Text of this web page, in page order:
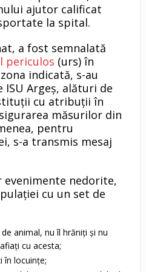
ajutor calificat
la spital.
a fost semnalată
periculos (urs) în
indicată, s-au
ISU Argeș, alături de
cu atribuții în
măsurilor din
pentru
s-a transmis mesaj
evenimente nedorite,
cu un set de
animal, nu îl hrăniți și nu
cu acesta;
în locuințe;